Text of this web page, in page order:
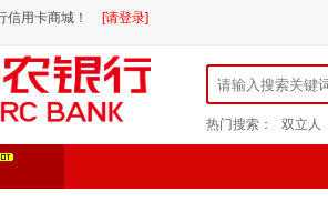
用卡商城！ [请登录]
热门搜索： 双立人